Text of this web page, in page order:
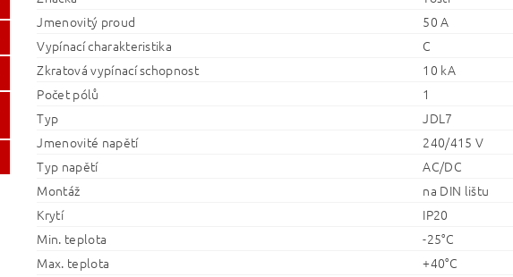
Jmenovitý proud
50 A
Vypínací charakteristika
C
Zkratová vypínací schopnost
10 kA
Počet pólů
1
Typ
JDL7
Jmenovité napětí
240/415 V
Typ napětí
AC/DC
Montáž
na DIN lištu
Krytí
IP20
Min. teplota
-25°C
Max. teplota
+40°C